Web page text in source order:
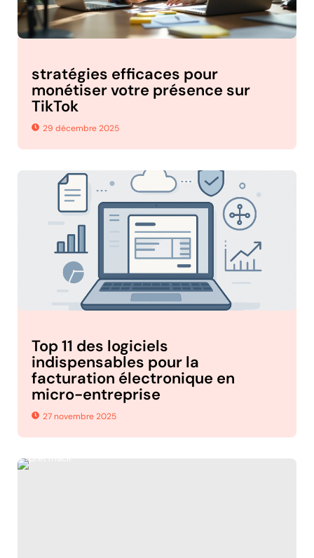
stratégies efficaces pour
monétiser votre présence sur
TikTok
29 décembre 2025
Top 11 des logiciels
indispensables pour la
facturation électronique en
micro-entreprise
27 novembre 2025